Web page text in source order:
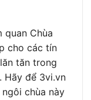
quan Chùa
cho các tín
tăn trong
Hãy để 3vi.vn
chùa này